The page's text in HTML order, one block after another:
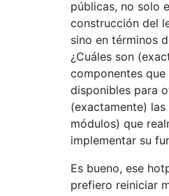
públicas, no solo
construcción del
sino en términos
¿Cuáles son
componentes
disponibles para
(exactamente)
módulos) que
implementar su
Es bueno, ese
prefiero reiniciar